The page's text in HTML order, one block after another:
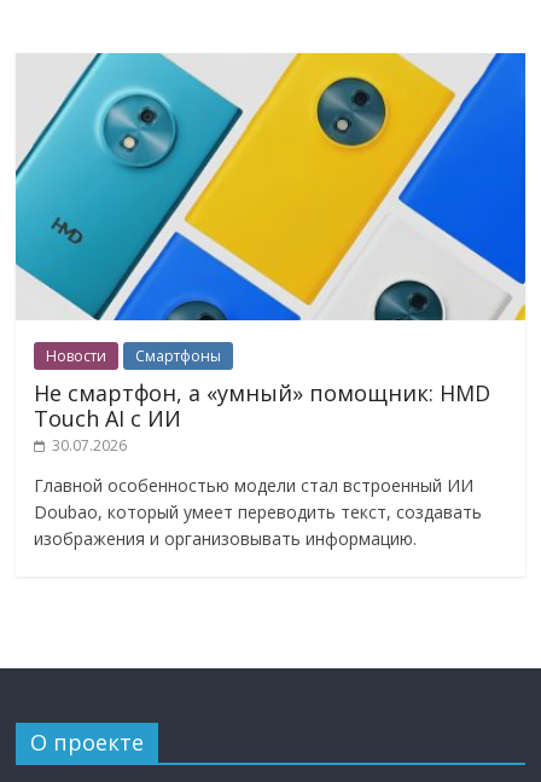
Новости Смартфоны
Не смартфон, а «умный» помощник: HMD
Touch AI с ИИ
30.07.2026
Главной особенностью модели стал встроенный ИИ
Doubao, который умеет переводить текст, создавать
изображения и организовывать информацию.
О проекте